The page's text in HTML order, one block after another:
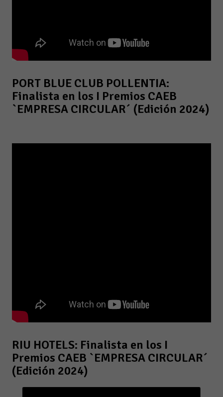
PORT BLUE CLUB POLLENTIA:
Finalista en los I Premios CAEB
`EMPRESA CIRCULAR´ (Edición 2024)
RIU HOTELS: Finalista en los I
Premios CAEB `EMPRESA CIRCULAR´
(Edición 2024)